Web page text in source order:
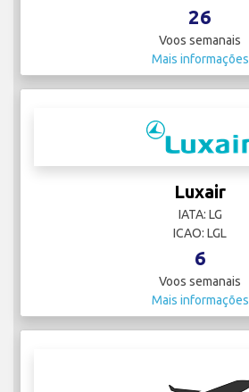
26
Voos semanais
Mais informações
Luxair
IATA: LG
ICAO: LGL
6
Voos semanais
Mais informações